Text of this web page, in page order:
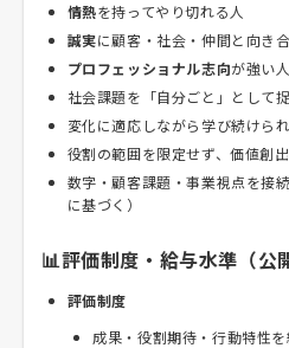
情熱を持ってやり切れる人
誠実に顧客・社会・仲間と向き
プロフェッショナル志向が強い人
社会課題を「自分ごと」として
変化に適応しながら学び続けら
役割の範囲を限定せず、価値創
数字・顧客課題・事業視点を接
に基づく）
📊評価制度・給与水準（公
評価制度
成果・役割期待・行動特性